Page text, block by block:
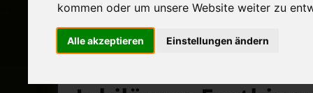
kommen oder um unsere Website weiter zu
Alle akzeptieren Einstellungen ändern
News-Ticker:
+++ Bamberger Biertage
+++ Blues- und
Fränkische Nacht